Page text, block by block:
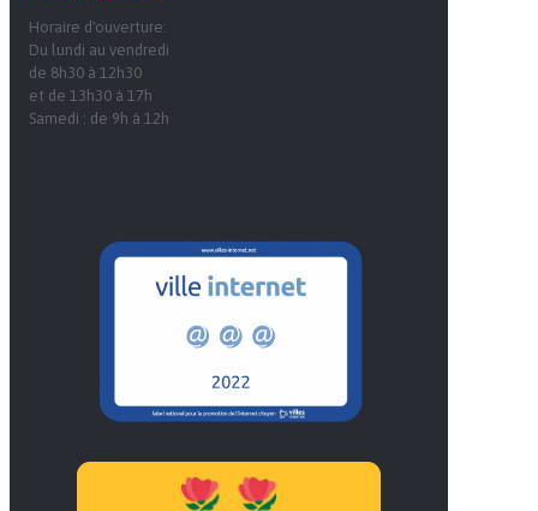
Horaire d'ouverture:
Du lundi au vendredi
de 8h30 à 12h30
et de 13h30 à 17h
Samedi : de 9h à 12h